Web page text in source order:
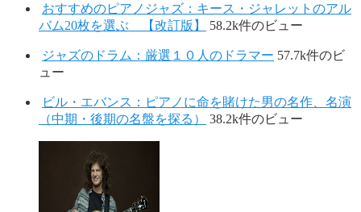
おすすめのピアノジャズ：キース・ジャレットのアル
バム20枚を選ぶ 【改訂版】
58.2k件のビュー
ジャズのドラム：厳選１０人のドラマー 57.7k件のビ
ュー
ビル・エバンス：ピアノに命を賭けた男の名作、名演
（中期・後期の名盤を探る）
38.2k件のビュー